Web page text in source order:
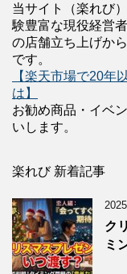
当サイト（楽れび
験豊富な現役経営
の店舗立ち上げか
です。
【楽天市場で20年
は】
お勧め商品・イベ
いします。
楽れび 新着記事
ク
ミ